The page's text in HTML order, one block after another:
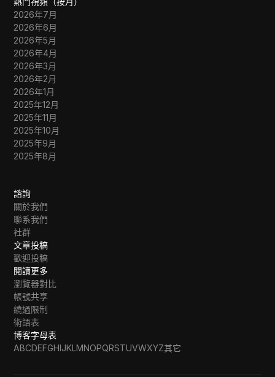
2026年7月
2026年6月
2026年5月
2026年4月
2026年3月
2026年2月
2026年1月
2025年12月
2025年11月
2025年10月
2025年9月
2025年8月
諮詢
關於我們
聯系我們
社群
文章投稿
歡迎投稿
閱讀更多
瀏覽器對比
帳號共享
繞過限制
術語表
博客字母表
ABCDEFGHIJKLMNOPQRSTUVWXYZ其它